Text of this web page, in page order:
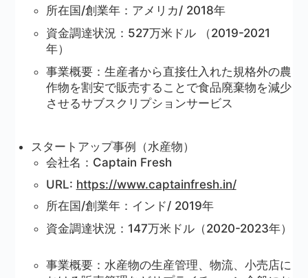
所在国/創業年：アメリカ/ 2018年
資金調達状況：527万米ドル （2019-2021
年）
事業概要：生産者から直接仕入れた規格外の農
作物を割安で販売することで食品廃棄物を減少
させるサブスクリプションサービス
スタートアップ事例（水産物）
会社名：Captain Fresh
URL: https://www.captainfresh.in/
所在国/創業年：インド/ 2019年
資金調達状況：147万米ドル（2020-2023年）
事業概要：水産物の生産管理、物流、小売店に